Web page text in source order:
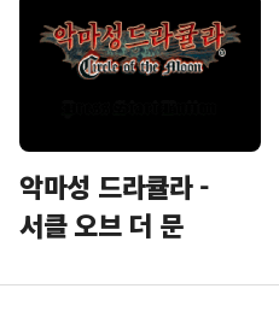
악마성 드라큘라 -
서클 오브 더 문